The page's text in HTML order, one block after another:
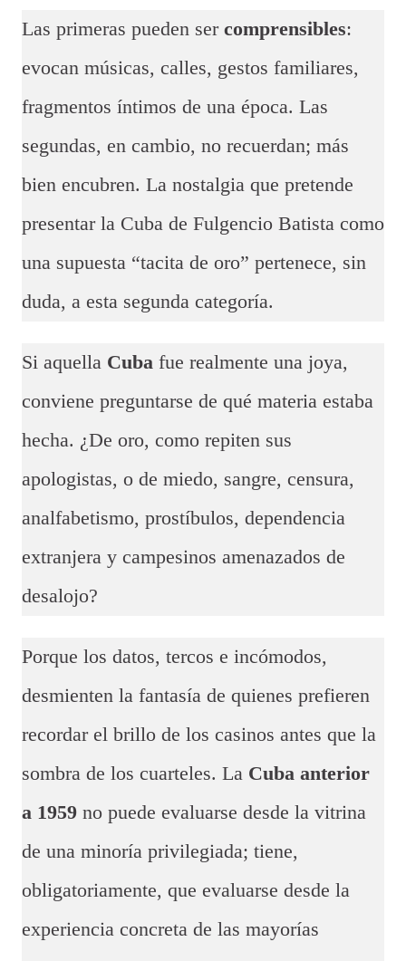
Las primeras pueden ser comprensibles:
evocan músicas, calles, gestos familiares,
fragmentos íntimos de una época. Las
segundas, en cambio, no recuerdan; más
bien encubren. La nostalgia que pretende
presentar la Cuba de Fulgencio Batista como
una supuesta “tacita de oro” pertenece, sin
duda, a esta segunda categoría.
Si aquella Cuba fue realmente una joya,
conviene preguntarse de qué materia estaba
hecha. ¿De oro, como repiten sus
apologistas, o de miedo, sangre, censura,
analfabetismo, prostíbulos, dependencia
extranjera y campesinos amenazados de
desalojo?
Porque los datos, tercos e incómodos,
desmienten la fantasía de quienes prefieren
recordar el brillo de los casinos antes que la
sombra de los cuarteles. La Cuba anterior
a 1959 no puede evaluarse desde la vitrina
de una minoría privilegiada; tiene,
obligatoriamente, que evaluarse desde la
experiencia concreta de las mayorías